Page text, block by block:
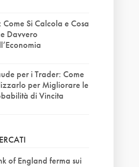
Come Si Calcola e Cosa
Davvero
per i Trader: Come
per Migliorare le
di Vincita
of England ferma sui